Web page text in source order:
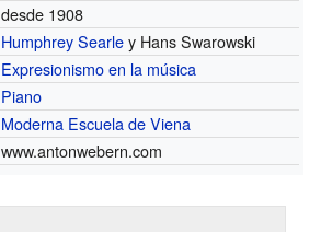
desde 1908
Humphrey Searley Hans Swarowski
Expresionismo en la música
Piano
Moderna Escuela de Viena
www.antonwebern.com